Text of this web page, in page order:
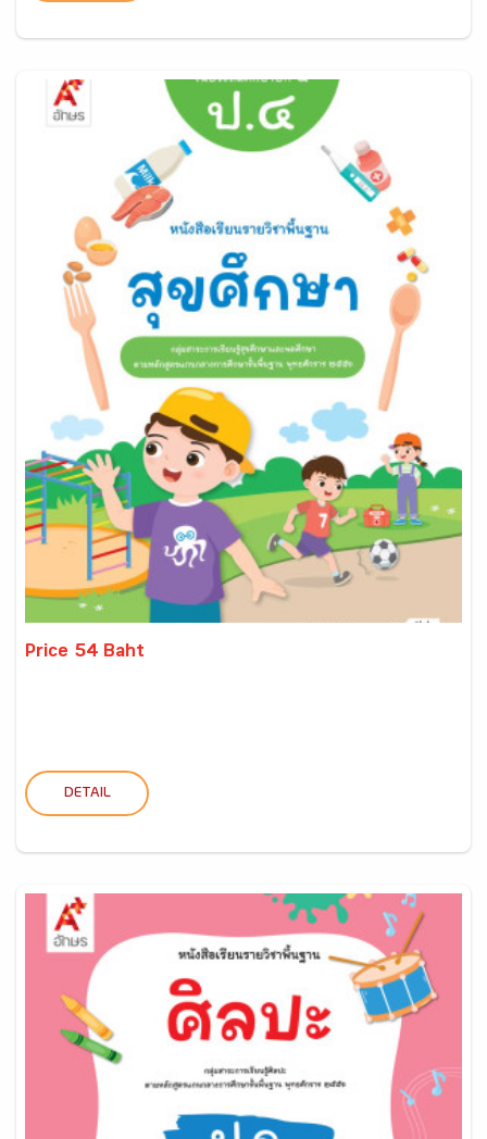
Price 54 Baht
DETAIL